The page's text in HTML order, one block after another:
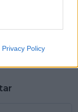
Privacy Policy